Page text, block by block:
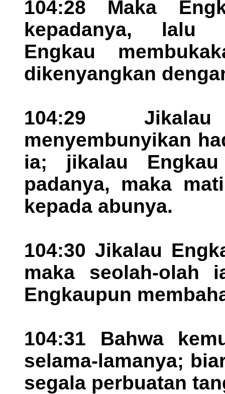
104:28 Maka
kepadanya, lalu
Engkau
dikenyangkan
104:29
menyembunyikan
ia; jikalau
padanya, maka
kepada abunya.
104:30 Jikalau
maka seolah-olah
Engkaupun
104:31 Bahwa
selama-lamanya;
segala perbuatan